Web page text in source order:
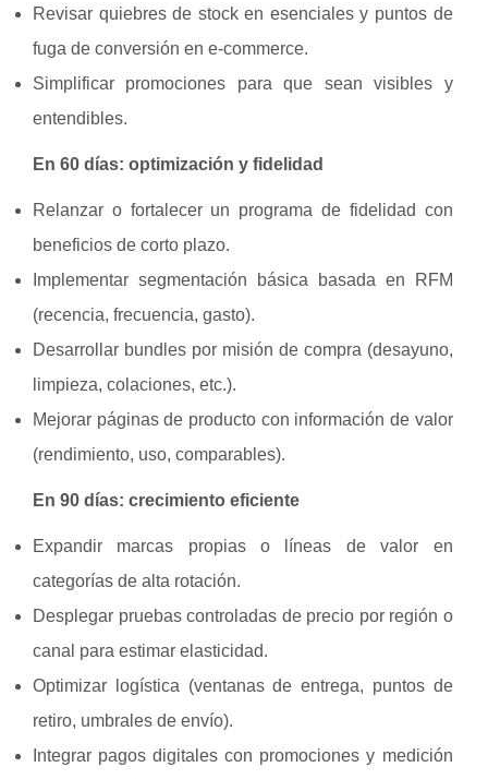
Revisar quiebres de stock en esenciales y puntos de
fuga de conversión en e-commerce.
Simplificar promociones para que sean visibles y
entendibles.
En 60 días: optimización y fidelidad
Relanzar o fortalecer un programa de fidelidad con
beneficios de corto plazo.
Implementar segmentación básica basada en RFM
(recencia, frecuencia, gasto).
Desarrollar bundles por misión de compra (desayuno,
limpieza, colaciones, etc.).
Mejorar páginas de producto con información de valor
(rendimiento, uso, comparables).
En 90 días: crecimiento eficiente
Expandir marcas propias o líneas de valor en
categorías de alta rotación.
Desplegar pruebas controladas de precio por región o
canal para estimar elasticidad.
Optimizar logística (ventanas de entrega, puntos de
retiro, umbrales de envío).
Integrar pagos digitales con promociones y medición